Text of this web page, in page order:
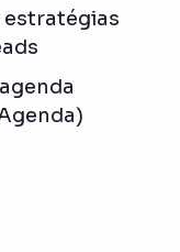
estratégias